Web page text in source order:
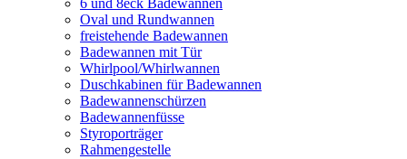
6 und 8eck Badewannen
Oval und Rundwannen
freistehende Badewannen
Badewannen mit Tür
Whirlpool/Whirlwannen
Duschkabinen für Badewannen
Badewannenschürzen
Badewannenfüsse
Styroporträger
Rahmengestelle